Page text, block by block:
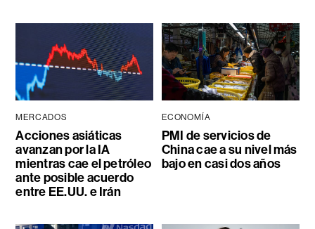
MERCADOS
Acciones asiáticas
avanzan por la IA
mientras cae el petróleo
ante posible acuerdo
entre EE.UU. e Irán
ECONOMÍA
PMI de servicios de
China cae a su nivel más
bajo en casi dos años